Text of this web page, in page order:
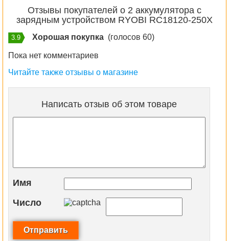
Отзывы покупателей о 2 аккумулятора с
зарядным устройством RYOBI RC18120-250X
3.9 Хорошая покупка (голосов 60)
Пока нет комментариев
Читайте также отзывы о магазине
Написать отзыв об этом товаре
Имя
Число